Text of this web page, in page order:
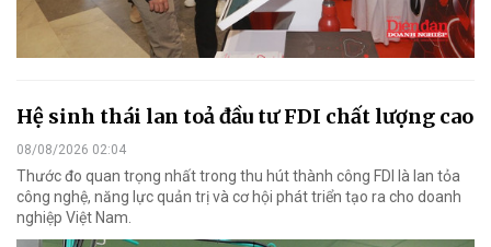
Hệ sinh thái lan toả đầu tư FDI chất lượng cao
08/08/2026 02:04
Thước đo quan trọng nhất trong thu hút thành công FDI là lan tỏa
công nghệ, năng lực quản trị và cơ hội phát triển tạo ra cho doanh
nghiệp Việt Nam.